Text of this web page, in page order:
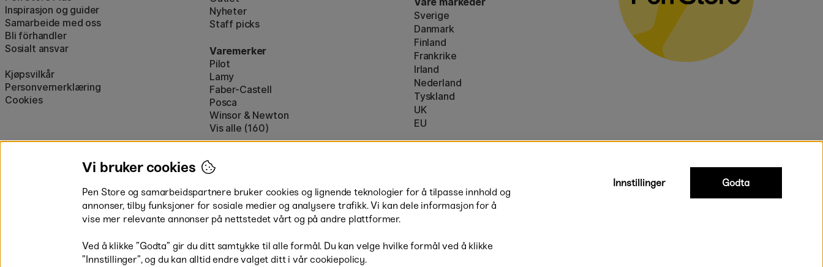
Inspirasjon og guider
Samarbeide med oss
Bli förhandler
Sosialt ansvar
Kjøpsvilkår
Personvernerklæring
Cookies
Nyheter
Staff picks
Varemerker
Pilot
Lamy
Faber-Castell
Posca
Winsor & Newton
Vis alle (160)
Sverige
Danmark
Finland
Frankrike
Irland
Nederland
Tyskland
UK
EU
Betal enkelt
Vi bruker cookies
Pen Store og samarbeidspartnere bruker cookies og lignende teknologier for å tilpasse innhold og
annonser, tilby funksjoner for sosiale medier og analysere trafikk. Vi kan dele informasjon for å
vise mer relevante annonser på nettstedet vårt og på andre plattformer.
Ved å klikke ”Godta” gir du ditt samtykke til alle formål. Du kan velge hvilke formål ved å klikke
”Innstillinger”, og du kan alltid endre valget ditt i vår cookiepolicy.
Innstillinger Godta